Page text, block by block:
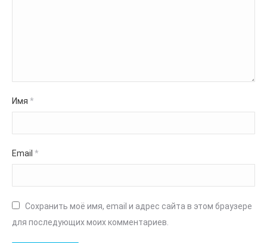
Имя *
Email *
Сохранить моё имя, email и адрес сайта в этом браузере
для последующих моих комментариев.